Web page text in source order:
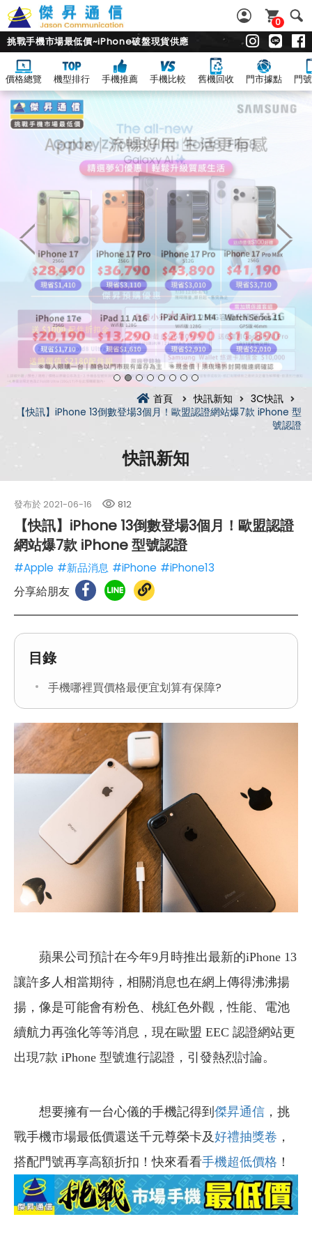
0
挑戰手機市場最低價~iPhone破盤現貨供應
價格總覽 機型排行 手機推薦 手機比較 舊機回收 門市據點 門
首頁 快訊新知
3C快訊
【快訊】iPhone 13倒數登場3個月！歐盟認證網站爆7款 iPhone 型
號認證
快訊新知
發布於 2021-06-16 812
【快訊】iPhone 13倒數登場3個月！歐盟認證
網站爆7款 iPhone 型號認證
#Apple #新品消息 #iPhone #iPhone13
分享給朋友
目錄
手機哪裡買價格最便宜划算有保障?
蘋果公司預計在今年9月時推出最新的iPhone 13
讓許多人相當期待，相關消息也在網上傳得沸沸揚
揚，像是可能會有粉色、桃紅色外觀，性能、電池
續航力再強化等等消息，現在歐盟 EEC 認證網站更
出現7款 iPhone 型號進行認證，引發熱烈討論。
想要擁有一台心儀的手機記得到 傑昇通信 ，挑
戰手機市場最低價還送千元尊榮卡及好禮抽獎卷 ，
搭配門號再享高額折扣！快來看看手機超低價格 ！